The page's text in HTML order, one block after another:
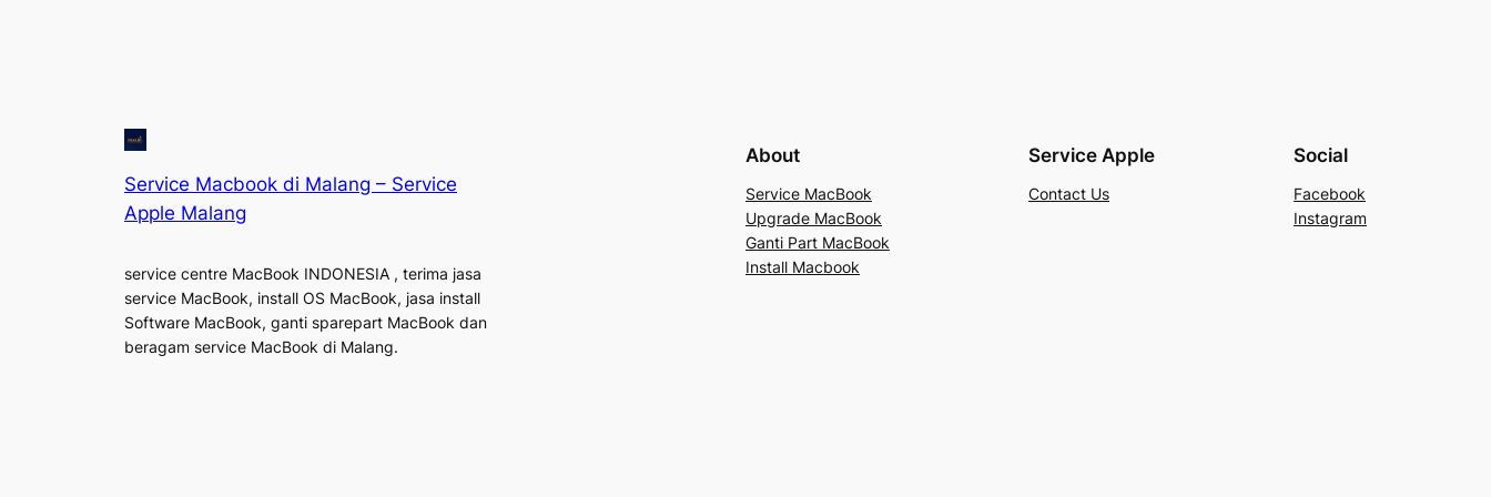
Service Macbook di Malang – Service
Apple Malang
service centre MacBook INDONESIA , terima jasa
service MacBook, install OS MacBook, jasa install
Software MacBook, ganti sparepart MacBook dan
beragam service MacBook di Malang.
About
Service MacBook
Upgrade MacBook
Ganti Part MacBook
Install Macbook
Service Apple
Contact Us
Social
Facebook
Instagram